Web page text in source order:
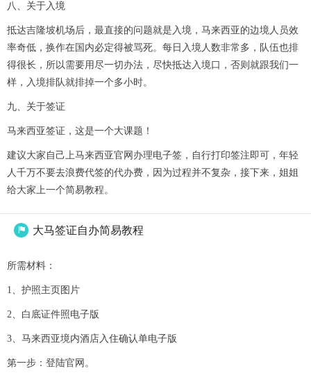
八、关于入境
抵达吉隆坡机场后，最直接的问题就是入境，马来西亚的边境人员效
率奇低，换作在国内必定得被骂死。每日入境人数非常多，队伍也排
得很长，所以需要用尽一切办法，尽快抵达入境口，否则就跟我们一
样，入境排队就排掉一个多小时。
九、关于签证
马来西亚签证，这是一个大课题！
建议大家自己上马来西亚官网办理电子签，自行打印签注即可，年轻
人千万不要去浪费代签的代办费，因为过程并不复杂，接下来，姐姐
给大家上一个简易教程。
 大马签证自办简易教程
所需材料：
1、护照主页图片
2、白底证件照电子版
3、马来西亚境内酒店入住确认单电子版
第一步：登陆官网。